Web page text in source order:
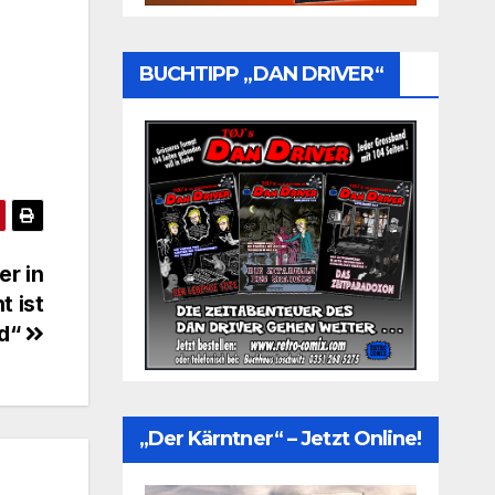
in
ist
BUCHTIPP „DAN DRIVER“
„Der Kärntner“ – Jetzt Online!